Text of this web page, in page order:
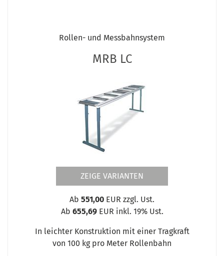
Rollen- und Messbahnsystem
MRB LC
ZEIGE VARIANTEN
Ab 551,00 EUR zzgl. Ust.
Ab 655,69EUR inkl. 19% Ust.
In leichter Konstruktion mit einer Tragkraft
von 100 kg pro Meter Rollenbahn